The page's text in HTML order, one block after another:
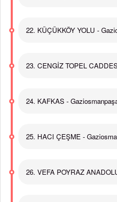
22. KÜÇÜKKÖY YOLU -
23. CENGİZ TOPEL
24. KAFKAS -
25. HACI ÇEŞME -
26. VEFA POYRAZ